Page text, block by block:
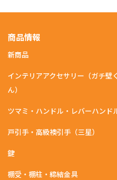
商品情報
新商品
インテリアアクセサリー（ガチ壁く
ん）
ツマミ・ハンドル・レバーハンド
戸引手・高級襖引手（三星）
鍵
棚受・棚柱・締結金具